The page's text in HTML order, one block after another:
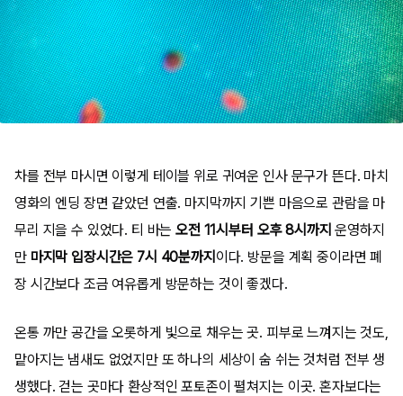
차를 전부 마시면 이렇게 테이블 위로 귀여운 인사 문구가 뜬다. 마치
영화의 엔딩 장면 같았던 연출. 마지막까지 기쁜 마음으로 관람을 마
무리 지을 수 있었다. 티 바는오전 11시부터 오후 8시까지운영하지
만 마지막 입장시간은 7시 40분까지 이다. 방문을 계획 중이라면 폐
장 시간보다 조금 여유롭게 방문하는 것이 좋겠다.
온통 까만 공간을 오롯하게 빛으로 채우는 곳. 피부로 느껴지는 것도,
맡아지는 냄새도 없었지만 또 하나의 세상이 숨 쉬는 것처럼 전부 생
생했다. 걷는 곳마다 환상적인 포토존이 펼쳐지는 이곳. 혼자보다는